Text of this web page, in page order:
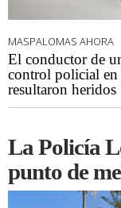
MASPALOMAS AHORA
El conductor de
control policial en
resultaron heridos
La Policía
punto de